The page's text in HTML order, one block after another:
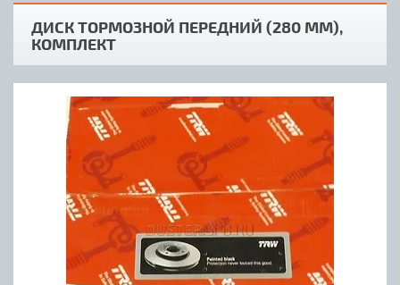
ДИСК ТОРМОЗНОЙ ПЕРЕДНИЙ (280 ММ),
КОМПЛЕКТ